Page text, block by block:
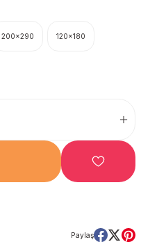
200x290 120x180
Paylaş